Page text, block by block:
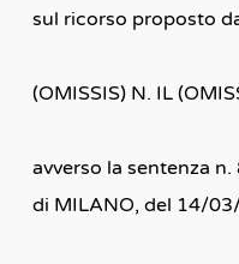
sul ricorso proposto
(OMISSIS) N. IL
avverso la sentenza
di MILANO, del 14/